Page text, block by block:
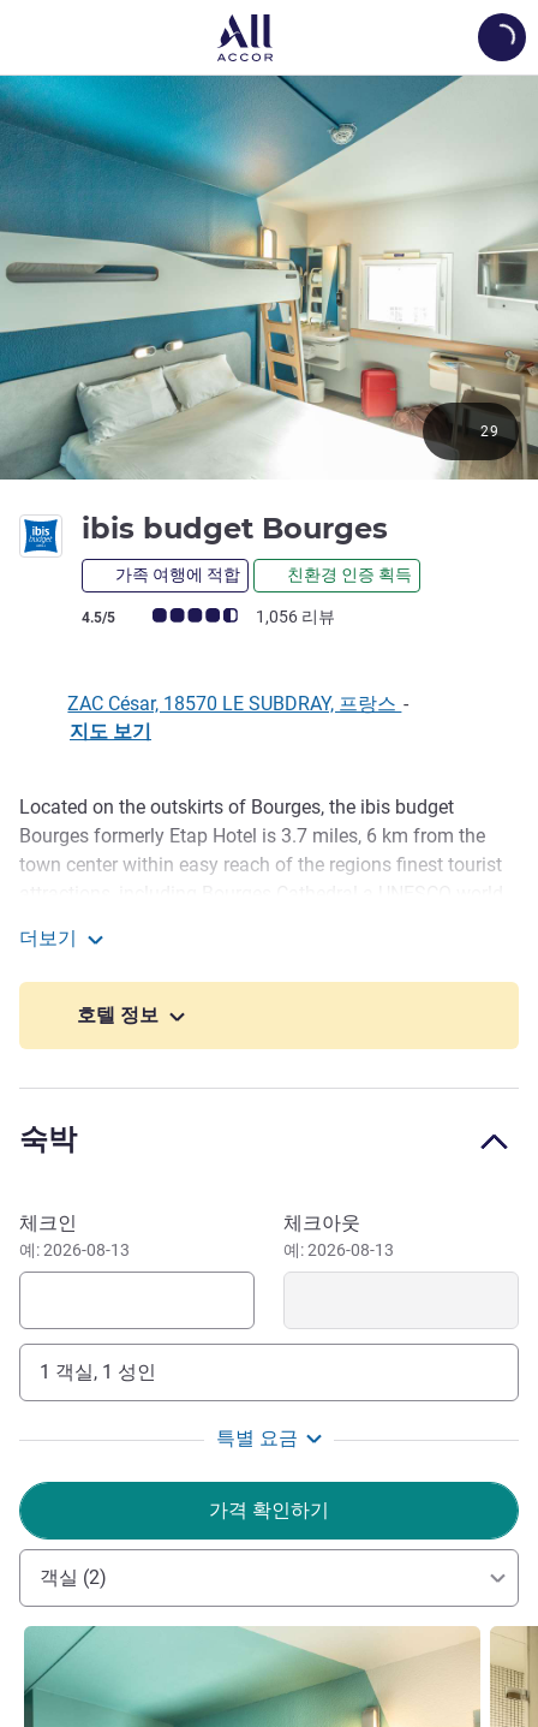
ibis budget Bourges
가족 여행에 적합 친환경 인증 획득
고객 평점 (ALL 평가)
4.5/5 1,056 리뷰
29
ZAC César, 18570 LE SUBDRAY, 프랑스 -
지도 보기
호텔설명
Located on the outskirts of Bourges, the ibis budget
Bourges formerly Etap Hotel is 3.7 miles, 6 km from the
town center within easy reach of the regions finest tourist
vineyards. Take a break in rooms for 1, 2 or 3 people at
affordable rates. An economy hotel offering rooms with
free WIFI and private car park.
Known for its comfort and quality, Sweet Bed by ibis
architectural & cultural heritage, Printemps de Bourges,
charm of the city of Bourges.
We welcome you in freshly renovated rooms with soft
breakfast for a great start to your day. Catering available at
the Novotel
호텔 관리
더보기
호텔 정보
숙박
이 호텔 예약하기
체크인
예: 2026-08-13
체크아웃
예: 2026-08-13
1 객실, 1 성인
특별 요금
가격 확인하기
객실 (2)
세부 정보 보기 세부